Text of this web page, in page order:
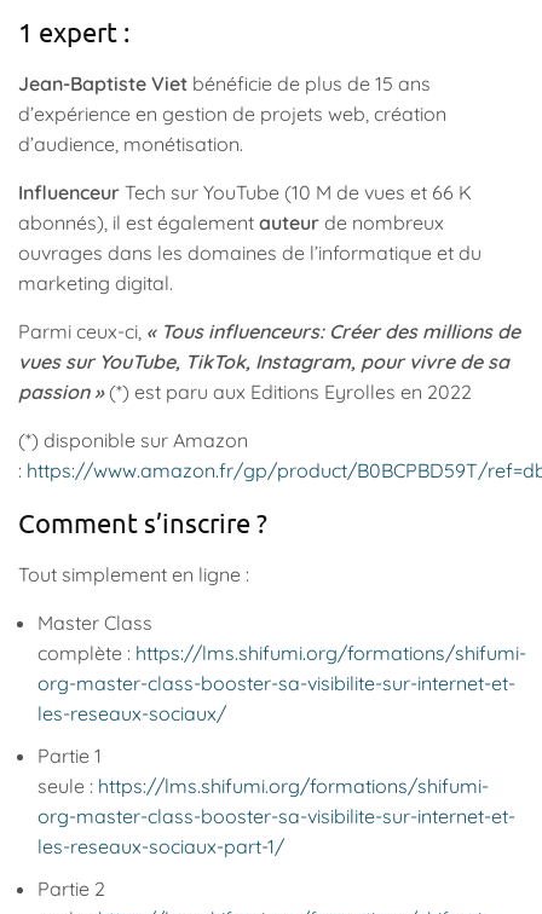
1 expert :
Jean-Baptiste Viet bénéficie de plus de 15 ans
d’expérience en gestion de projets web, création
d’audience, monétisation.
Influenceur Tech sur YouTube (10 M de vues et 66 K
abonnés), il est également auteur de nombreux
ouvrages dans les domaines de l’informatique et du
marketing digital.
Parmi ceux-ci, « Tous influenceurs: Créer des millions de
vues sur YouTube, TikTok, Instagram, pour vivre de sa
passion »(*) est paru aux Editions Eyrolles en 2022
(*) disponible sur Amazon
: https://www.amazon.fr/gp/product/B0BCPBD59T/
Comment s’inscrire ?
Tout simplement en ligne :
Master Class
complète : https://lms.shifumi.org/formations/shifumi-
org-master-class-booster-sa-visibilite-sur-internet-et-
les-reseaux-sociaux/
Partie 1
seule : https://lms.shifumi.org/formations/shifumi-
org-master-class-booster-sa-visibilite-sur-internet-et-
les-reseaux-sociaux-part-1/
Partie 2